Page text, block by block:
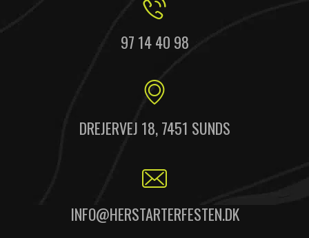
97 14 40 98
DREJERVEJ 18, 7451 SUNDS
INFO@HERSTARTERFESTEN.DK